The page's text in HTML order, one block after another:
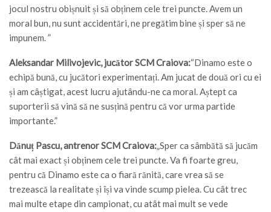
jocul nostru obișnuit și să obținem cele trei puncte. Avem un
moral bun, nu sunt accidentări, ne pregătim bine și sper să ne
impunem. ”
Aleksandar Milivojevic, jucător SCM Craiova:“Dinamo este o
echipă bună, cu jucători experimentați. Am jucat de două ori cu ei
și am câștigat, acest lucru ajutându-ne ca moral. Aștept ca
suporterii să vină să ne susțină pentru că vor urma partide
importante.”
Dănuț Pascu, antrenor SCM Craiova:„Sper ca sâmbătă să jucăm
cât mai exact și obținem cele trei puncte. Va fi foarte greu,
pentru că Dinamo este ca o fiară rănită, care vrea să se
trezească la realitate și își va vinde scump pielea. Cu cât trec
mai multe etape din campionat, cu atât mai mult se vede